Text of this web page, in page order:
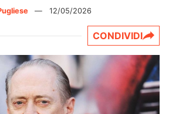
— 12/05/2026
CONDIVIDI